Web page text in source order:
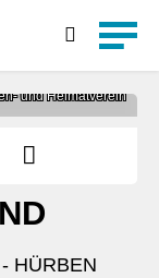
und Heimatverein
HÜRBEN